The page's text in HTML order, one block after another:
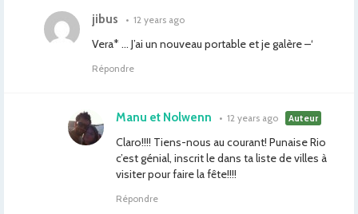
jibus • 12 years ago
Vera* … J’ai un nouveau portable et je galère –‘
Répondre
Manu et Nolwenn • 12 years ago Auteur
Claro!!!! Tiens-nous au courant! Punaise Rio
c’est génial, inscrit le dans ta liste de villes à
visiter pour faire la fête!!!!
Répondre